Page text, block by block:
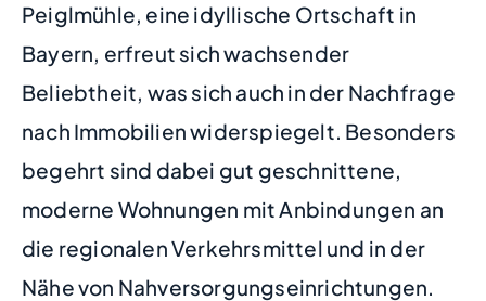
Peiglmühle, eine idyllische Ortschaft in
Bayern, erfreut sich wachsender
Beliebtheit, was sich auch in der Nachfrage
nach Immobilien widerspiegelt. Besonders
begehrt sind dabei gut geschnittene,
moderne Wohnungen mit Anbindungen an
die regionalen Verkehrsmittel und in der
Nähe von Nahversorgungseinrichtungen.